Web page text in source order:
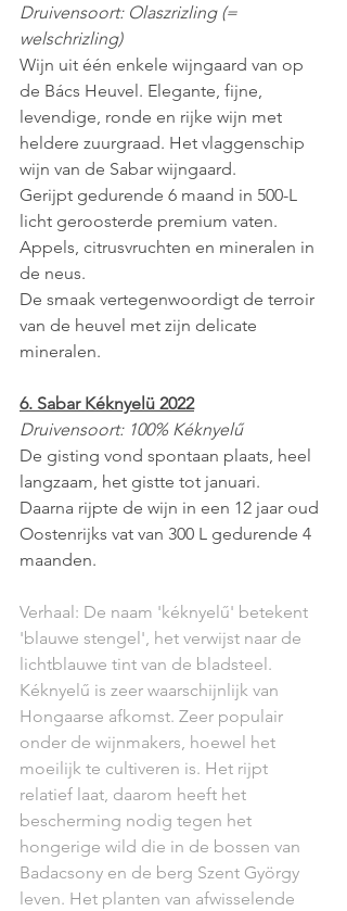
Druivensoort: Olaszrizling (=
welschrizling)
Wijn uit één enkele wijngaard van op
de Bács Heuvel. Elegante, fijne,
levendige, ronde en rijke wijn met
heldere zuurgraad. Het vlaggenschip
wijn van de Sabar wijngaard.
Gerijpt gedurende 6 maand in 500-L
licht geroosterde premium vaten.
Appels, citrusvruchten en mineralen in
de neus.
De smaak vertegenwoordigt de terroir
van de heuvel met zijn delicate
mineralen.
6. Sabar Kéknyelü 2022
Druivensoort: 100% Kéknyelű
De gisting vond spontaan plaats, heel
langzaam, het gistte tot januari.
Daarna rijpte de wijn in een 12 jaar oud
Oostenrijks vat van 300 L gedurende 4
maanden.
Verhaal: De naam 'kéknyelű' betekent
'blauwe stengel', het verwijst naar de
lichtblauwe tint van de bladsteel.
Kéknyelű is zeer waarschijnlijk van
Hongaarse afkomst. Zeer populair
onder de wijnmakers, hoewel het
moeilijk te cultiveren is. Het rijpt
relatief laat, daarom heeft het
bescherming nodig tegen het
hongerige wild die in de bossen van
Badacsony en de berg Szent György
leven. Het planten van afwisselende